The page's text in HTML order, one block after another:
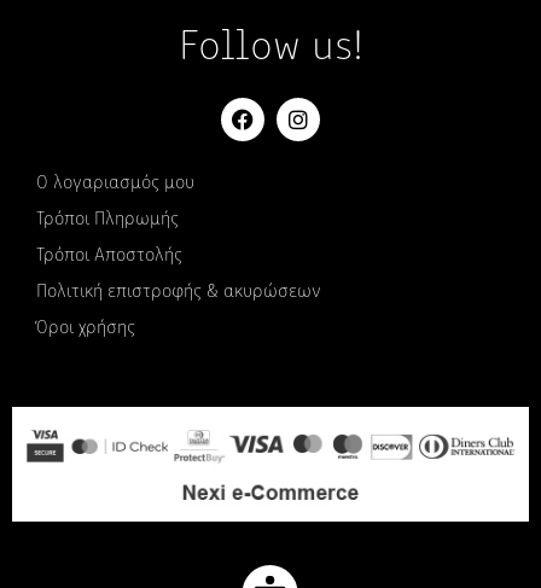
Follow us!
Ο λογαριασμός μου
Τρόποι Πληρωμής
Τρόποι Αποστολής
Πολιτική επιστροφής & ακυρώσεων
Όροι χρήσης